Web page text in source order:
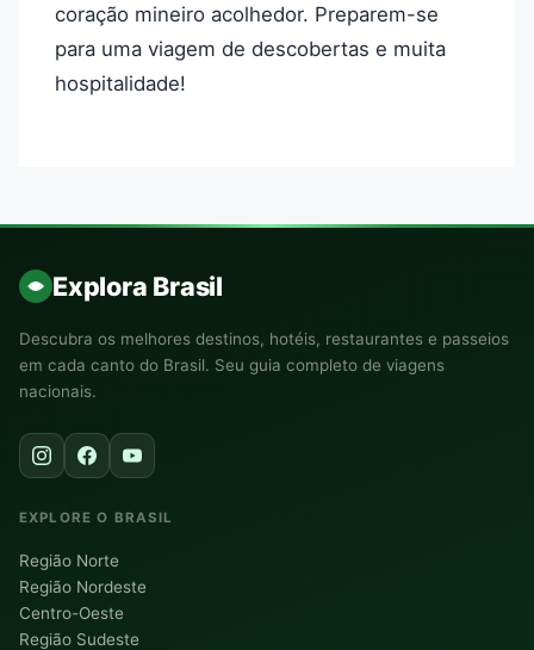
coração mineiro acolhedor. Preparem-se
para uma viagem de descobertas e muita
hospitalidade!
Explora Brasil
Descubra os melhores destinos, hotéis, restaurantes e passeios
em cada canto do Brasil. Seu guia completo de viagens
nacionais.
EXPLORE O BRASIL
Região Norte
Região Nordeste
Centro-Oeste
Região Sudeste